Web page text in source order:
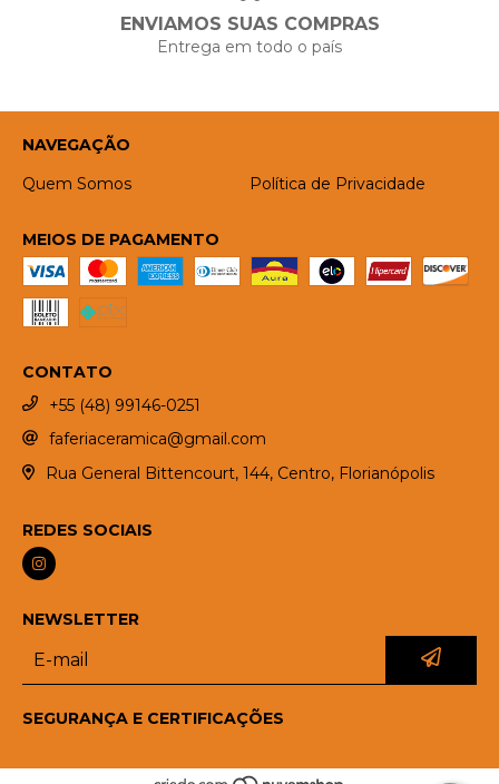
ENVIAMOS SUAS COMPRAS
Entrega em todo o país
NAVEGAÇÃO
Quem Somos
Política de Privacidade
MEIOS DE PAGAMENTO
CONTATO
+55 (48) 99146-0251
faferiaceramica@gmail.com
Rua General Bittencourt, 144, Centro, Florianópolis
REDES SOCIAIS
NEWSLETTER
SEGURANÇA E CERTIFICAÇÕES